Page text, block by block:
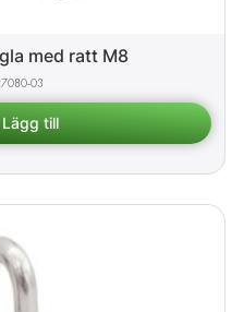
med ratt M8
03